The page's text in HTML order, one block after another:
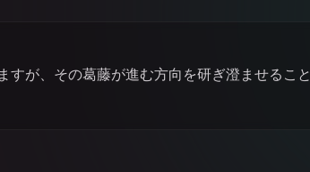
すが、その葛藤が進む方向を研ぎ澄ませること